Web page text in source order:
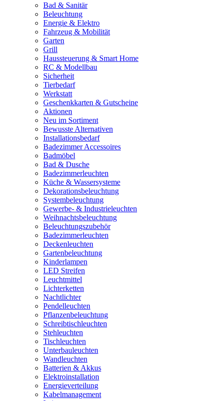
Bad & Sanitär
Beleuchtung
Energie & Elektro
Fahrzeug & Mobilität
Garten
Grill
Haussteuerung & Smart Home
RC & Modellbau
Sicherheit
Tierbedarf
Werkstatt
Geschenkkarten & Gutscheine
Aktionen
Neu im Sortiment
Bewusste Alternativen
Installationsbedarf
Badezimmer Accessoires
Badmöbel
Bad & Dusche
Badezimmerleuchten
Küche & Wassersysteme
Dekorationsbeleuchtung
Systembeleuchtung
Gewerbe- & Industrieleuchten
Weihnachtsbeleuchtung
Beleuchtungszubehör
Badezimmerleuchten
Deckenleuchten
Gartenbeleuchtung
Kinderlampen
LED Streifen
Leuchtmittel
Lichterketten
Nachtlichter
Pendelleuchten
Pflanzenbeleuchtung
Schreibtischleuchten
Stehleuchten
Tischleuchten
Unterbauleuchten
Wandleuchten
Batterien & Akkus
Elektroinstallation
Energieverteilung
Kabelmanagement